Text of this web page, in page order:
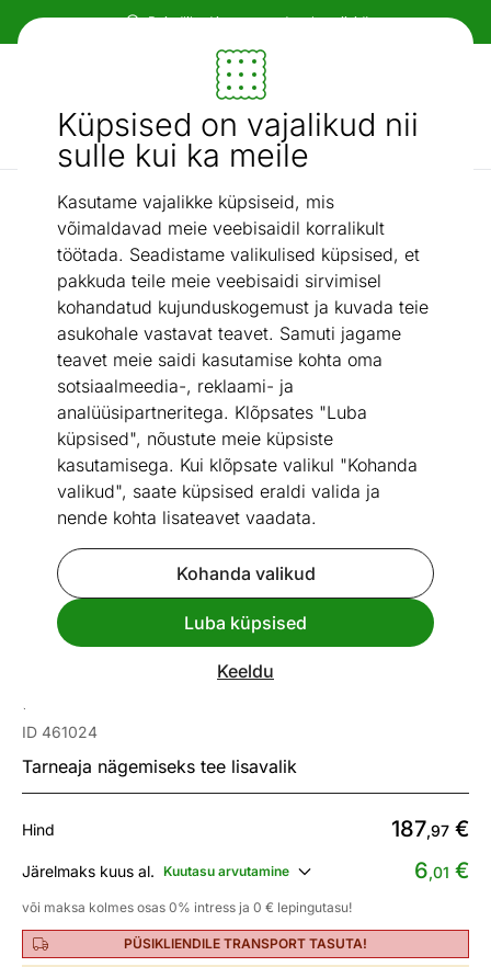
Küpsised on vajalikud nii
sulle kui ka meile
Kasutame vajalikke küpsiseid, mis
võimaldavad meie veebisaidil korralikult
töötada. Seadistame valikulised küpsised, et
pakkuda teile meie veebisaidi sirvimisel
kohandatud kujunduskogemust ja kuvada teie
asukohale vastavat teavet. Samuti jagame
teavet meie saidi kasutamise kohta oma
sotsiaalmeedia-, reklaami- ja
analüüsipartneritega. Klõpsates "Luba
küpsised", nõustute meie küpsiste
kasutamisega. Kui klõpsate valikul "Kohanda
valikud", saate küpsised eraldi valida ja
nende kohta lisateavet vaadata.
Kohanda valikud
Luba küpsised
Keeldu
Paindlikud ja mugavad makseviisid!
Mööbel ja sisustus - ON24
Otsi...
AI otsing
Kirjutuslauad / Kirjutuslaud Bos1
Go to slide 8
Vaata sarnaseid
Kirjutuslaud Bos1
ID 461024
Tarneaja nägemiseks tee lisavalik
Hind 187,97 €
Järelmaks kuus al. Kuutasu arvutamine 6,01 €
või maksa kolmes osas 0% intress ja 0 € lepingutasu!
PÜSIKLIENDILE TRANSPORT TASUTA!